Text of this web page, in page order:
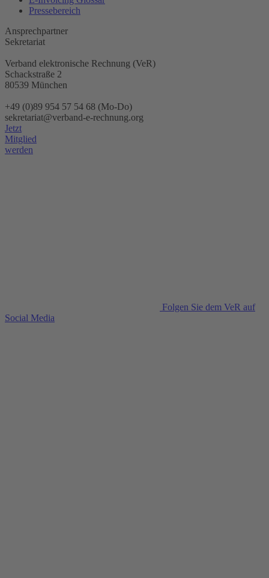
Pressebereich
Ansprechpartner
Sekretariat
Verband elektronische Rechnung (VeR)
Schackstraße 2
80539 München
+49 (0)89 954 57 54 68 (Mo-Do)
sekretariat@verband-e-rechnung.org
Jetzt
Mitglied
werden
Folgen Sie dem VeR auf
Social Media